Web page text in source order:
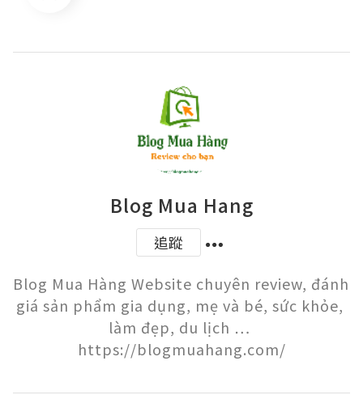
Blog Mua Hang
追蹤
Blog Mua Hàng Website chuyên review, đánh
giá sản phẩm gia dụng, mẹ và bé, sức khỏe,
làm đẹp, du lịch …
https://blogmuahang.com/